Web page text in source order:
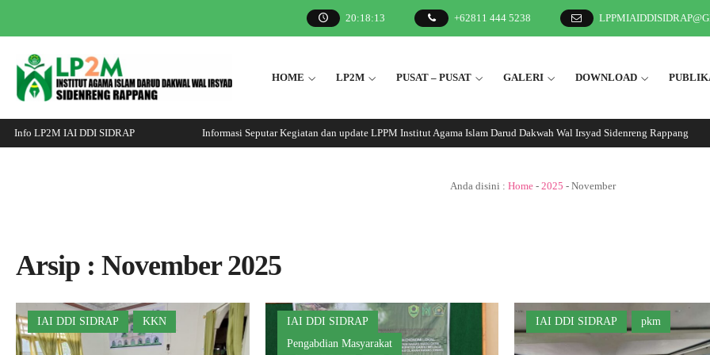
20:18:13 +62811 444 5238
HOME LP2M PUSAT – PUSAT GALERI DOWNLOAD
Info LP2M IAI DDI SIDRAP Informasi Seputar Kegiatan dan update LPPM Institut Agama Islam Darud Dakwah Wal Irsyad Sidenreng Rappang
Anda disini : Home- 2025 - November
Arsip : November 2025
IAI DDI SIDRAP KKN
IAI DDI SIDRAP
Pengabdian Masyarakat
IAI DDI SIDRAP pkm